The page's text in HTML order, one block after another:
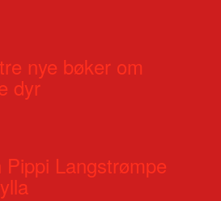
nye bøker om
dyr
Langstrømpe